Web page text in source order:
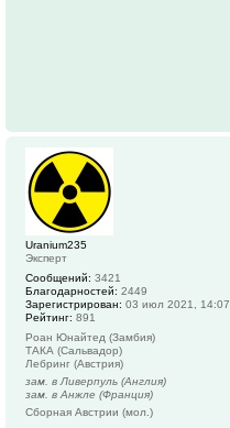
Uranium235
Эксперт
Сообщений: 3421
Благодарностей: 2449
Зарегистрирован: 03 июл 2021, 14:07
Рейтинг: 891
Роан Юнайтед (Замбия)
ТАКА (Сальвадор)
Лебринг (Австрия)
зам. в Ливерпуль (Англия)
зам. в Анжле (Франция)
Сборная Австрии (мол.)